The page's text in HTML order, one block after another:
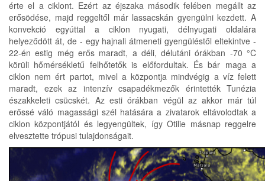
érte el a ciklont. Ezért az éjszaka második felében megállt az
erősödése, majd reggeltől már lassacskán gyengülni kezdett. A
konvekció egyúttal a ciklon nyugati, délnyugati oldalára
helyeződött át, de - egy hajnali átmeneti gyengüléstől eltekintve -
22-én estig még erős maradt, a déli, délutáni órákban -70 °C
körüli hőmérsékletű felhőtetők is előfordultak. És bár maga a
ciklon nem ért partot, mivel a központja mindvégig a víz felett
maradt, ezek az intenzív csapadékmezők érintették Tunézia
északkeleti csücskét. Az esti órákban végül az akkor már túl
erőssé váló magassági szél hatására a zivatarok eltávolodtak a
ciklon központjától és legyengültek, így Otilie másnap reggelre
elvesztette trópusi tulajdonságait.